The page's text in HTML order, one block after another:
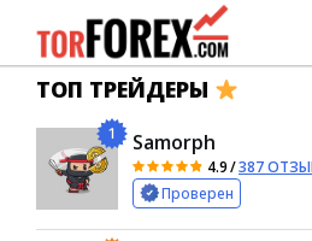
ТОП ТРЕЙДЕРЫ
1 Samorph
4.9/387
Проверен